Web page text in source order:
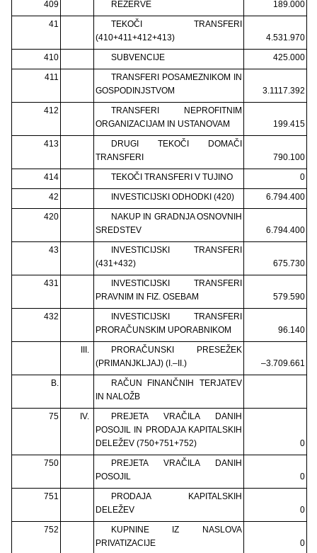
409 REZERVE
189.000
41
TEKOČI TRANSFERI
(410+411+412+413)
4.531.970
410
SUBVENCIJE
425.000
411
TRANSFERI POSAMEZNIKOM IN
GOSPODINJSTVOM
3.1117.392
412
TRANSFERI NEPROFITNIM
ORGANIZACIJAM IN USTANOVAM
199.415
413
DRUGI TEKOČI DOMAČI
TRANSFERI
790.100
414
TEKOČI TRANSFERI V TUJINO
0
42
INVESTICIJSKI ODHODKI (420)
6.794.400
420
NAKUP IN GRADNJA OSNOVNIH
SREDSTEV
6.794.400
43
INVESTICIJSKI TRANSFERI
(431+432)
675.730
431
INVESTICIJSKI TRANSFERI
PRAVNIM IN FIZ. OSEBAM
579.590
432
INVESTICIJSKI TRANSFERI
PRORAČUNSKIM UPORABNIKOM
96.140
III.
PRORAČUNSKI PRESEŽEK
(PRIMANJKLJAJ) (I.–II.)
–3.709.661
B.
RAČUN FINANČNIH TERJATEV
IN NALOŽB
75
IV.
PREJETA VRAČILA DANIH
POSOJIL IN PRODAJA KAPITALSKIH
DELEŽEV (750+751+752)
0
750
PREJETA VRAČILA DANIH
POSOJIL
0
751
PRODAJA KAPITALSKIH
DELEŽEV
0
752
KUPNINE IZ NASLOVA
PRIVATIZACIJE
0